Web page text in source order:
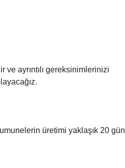
ayrıntılı gereksinimlerinizi
üretimi yaklaşık 20 gün